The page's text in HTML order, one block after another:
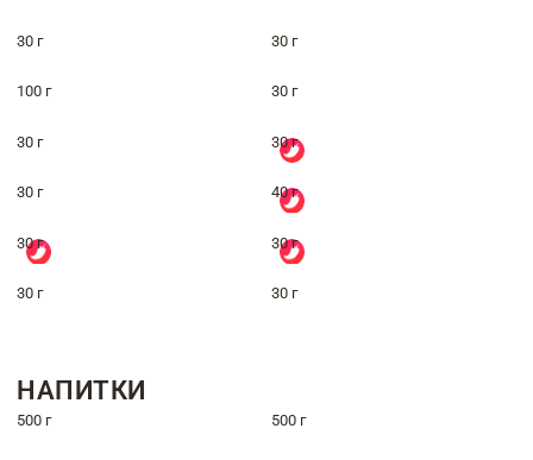
30 г 30 г
100 г 30 г
30 г 30 г
30 г 40 г
30 г 30 г
30 г 30 г
НАПИТКИ
500 г 500 г